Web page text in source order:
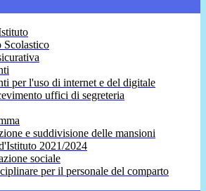
Scolastico
per l'uso di internet e del digitale
uffici di segreteria
e suddivisione delle mansioni
2021/2024
sociale
per il personale del comparto